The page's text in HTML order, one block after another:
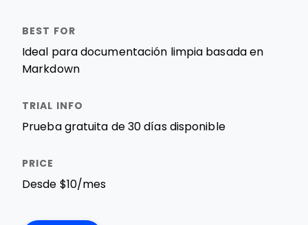
Ideal para documentación limpia basada en
Markdown
Prueba gratuita de 30 días disponible
Desde $10/mes